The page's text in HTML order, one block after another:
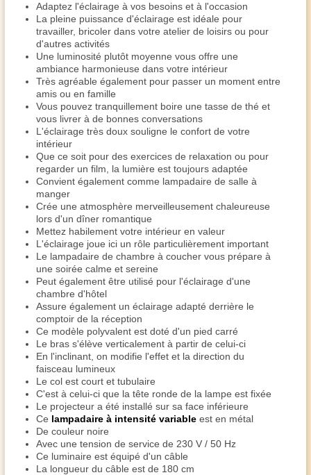
Adaptez l'éclairage à vos besoins et à l'occasion
La pleine puissance d'éclairage est idéale pour
travailler, bricoler dans votre atelier de loisirs ou pour
d'autres activités
Une luminosité plutôt moyenne vous offre une
ambiance harmonieuse dans votre intérieur
Très agréable également pour passer un moment entre
amis ou en famille
Vous pouvez tranquillement boire une tasse de thé et
vous livrer à de bonnes conversations
L'éclairage très doux souligne le confort de votre
intérieur
Que ce soit pour des exercices de relaxation ou pour
regarder un film, la lumière est toujours adaptée
Convient également comme lampadaire de salle à
manger
Crée une atmosphère merveilleusement chaleureuse
lors d'un dîner romantique
Mettez habilement votre intérieur en valeur
L'éclairage joue ici un rôle particulièrement important
Le lampadaire de chambre à coucher vous prépare à
une soirée calme et sereine
Peut également être utilisé pour l'éclairage d'une
chambre d'hôtel
Assure également un éclairage adapté derrière le
comptoir de la réception
Ce modèle polyvalent est doté d'un pied carré
Le bras s'élève verticalement à partir de celui-ci
En l'inclinant, on modifie l'effet et la direction du
faisceau lumineux
Le col est court et tubulaire
C'est à celui-ci que la tête ronde de la lampe est fixée
Le projecteur a été installé sur sa face inférieure
Ce lampadaire à intensité variable est en métal
De couleur noire
Avec une tension de service de 230 V / 50 Hz
Ce luminaire est équipé d'un câble
La longueur du câble est de 180 cm